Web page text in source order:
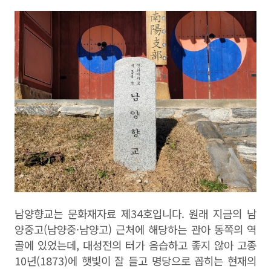
남양향교는 문화재자료 제34호입니다.원래 지금의 남
양중고(남양중·남양고) 근처에 해당하는 관아 동쪽의 역
골에 있었는데, 대성전의 터가 음습하고 좋지 않아 고종
10년(1873)에 햇빛이 잘 들고 명당으로 꼽히는 현재의